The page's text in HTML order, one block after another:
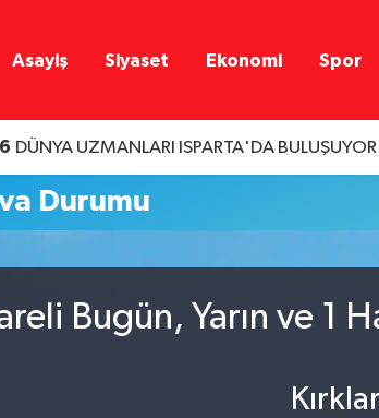
Asayiş Siyaset Ekonomi Spor
DÜNYA UZMANLARI ISPARTA'DA BULUŞUYOR
Durumu
Bugün, Yarın ve 1